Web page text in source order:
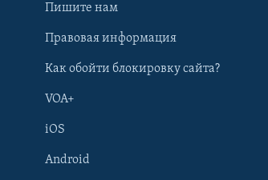
Пишите нам
Правовая информация
Как обойти блокировку сайта?
VOA+
iOS
Android